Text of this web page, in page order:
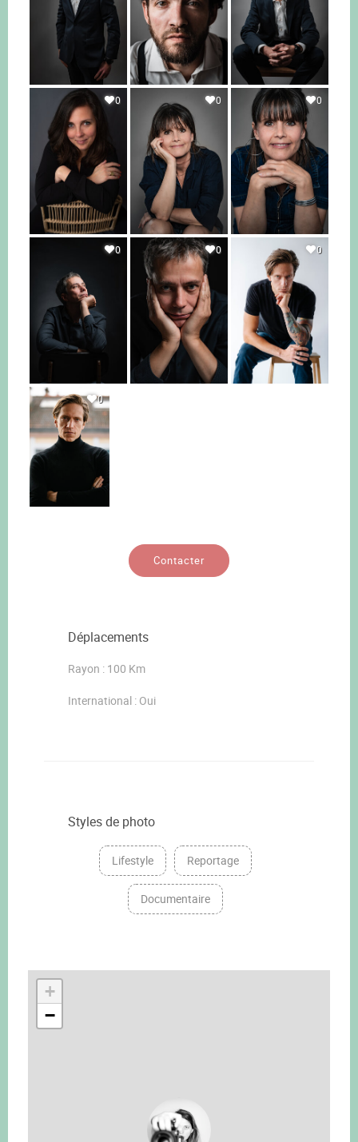
0 0 0
0 0 0
0
Contacter
Déplacements
Rayon : 100 Km
International : Oui
Styles de photo
Lifestyle Reportage
Documentaire
+
−